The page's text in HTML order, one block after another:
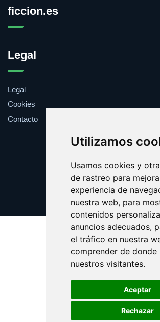
Utilizamos
Usamos cookies y
de rastreo para
experiencia de
nuestra web, para
contenidos
anuncios adecuados,
el tráfico en nuestra
comprender de donde
nuestros visitantes.
Aceptar
Rechazar
ficcion.es
Legal
Legal
Cookies
Contacto
Update cookies
Copyright © 2025